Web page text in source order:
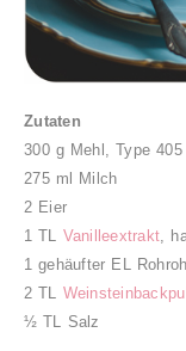
Zutaten
300 g Mehl, Type 405
275 ml Milch
2 Eier
1 TL Vanilleextrakt ,
1 gehäufter EL
2 TL
½ TL Salz